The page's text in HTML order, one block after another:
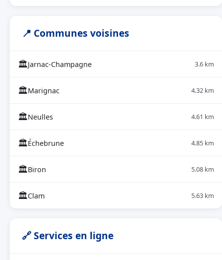
📍 Communes voisines
🏛Jarnac-Champagne 3.6 km
🏛Marignac 4.32 km
🏛Neulles 4.61 km
🏛Échebrune 4.85 km
🏛Biron 5.08 km
🏛Clam 5.63 km
🔗 Services en ligne